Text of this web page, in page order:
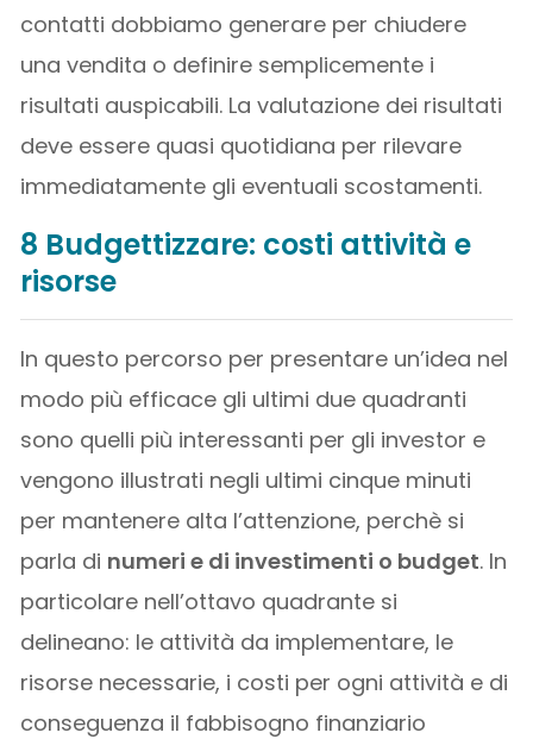
contatti dobbiamo generare per chiudere
una vendita o definire semplicemente i
risultati auspicabili. La valutazione dei risultati
deve essere quasi quotidiana per rilevare
immediatamente gli eventuali scostamenti.
8 Budgettizzare: costi attività e
risorse
In questo percorso per presentare un’idea nel
modo più efficace gli ultimi due quadranti
sono quelli più interessanti per gli investor e
vengono illustrati negli ultimi cinque minuti
per mantenere alta l’attenzione, perchè si
parla di numeri e di investimenti o budget. In
particolare nell’ottavo quadrante si
delineano: le attività da implementare, le
risorse necessarie, i costi per ogni attività e di
conseguenza il fabbisogno finanziario